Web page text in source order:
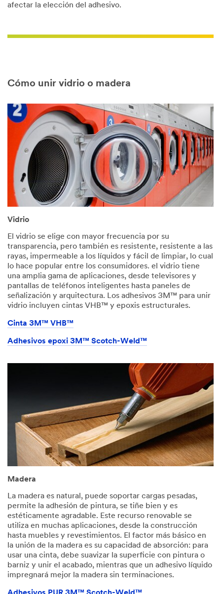
afectar la elección del adhesivo.
Cómo unir vidrio o madera
Vidrio
El vidrio se elige con mayor frecuencia por su
transparencia, pero también es resistente, resistente a las
rayas, impermeable a los líquidos y fácil de limpiar, lo cual
lo hace popular entre los consumidores. el vidrio tiene
una amplia gama de aplicaciones, desde televisores y
pantallas de teléfonos inteligentes hasta paneles de
señalización y arquitectura. Los adhesivos 3M™ para unir
vidrio incluyen cintas VHB™ y epoxis estructurales.​
Cinta 3M™ VHB™
Adhesivos epoxi 3M™ Scotch-Weld™
Madera
La madera es natural, puede soportar cargas pesadas,
permite la adhesión de pintura, se tiñe bien y es
estéticamente agradable. Este recurso renovable se
utiliza en muchas aplicaciones, desde la construcción
hasta muebles y revestimientos. El factor más básico en
la unión de la madera es su capacidad de absorción: para
usar una cinta, debe suavizar la superficie con pintura o
barniz y unir el acabado, mientras que un adhesivo líquido
impregnará mejor la madera sin terminaciones.